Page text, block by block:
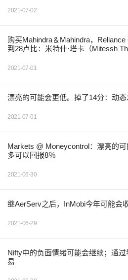
2021-07-02
购买Mahindra＆Mahindra，
到28卢比：米特什·塔卡（Mitessh
2021-07-01
漂亮的可能会更低。掉了14分：动
2021-07-01
Markets @ Moneycontrol：漂亮的
多可以回报8％
2021-06-30
继AerServ之后，InMobi今年可能会
2021-06-29
Nifty中的负面情绪可能会继续；通
易